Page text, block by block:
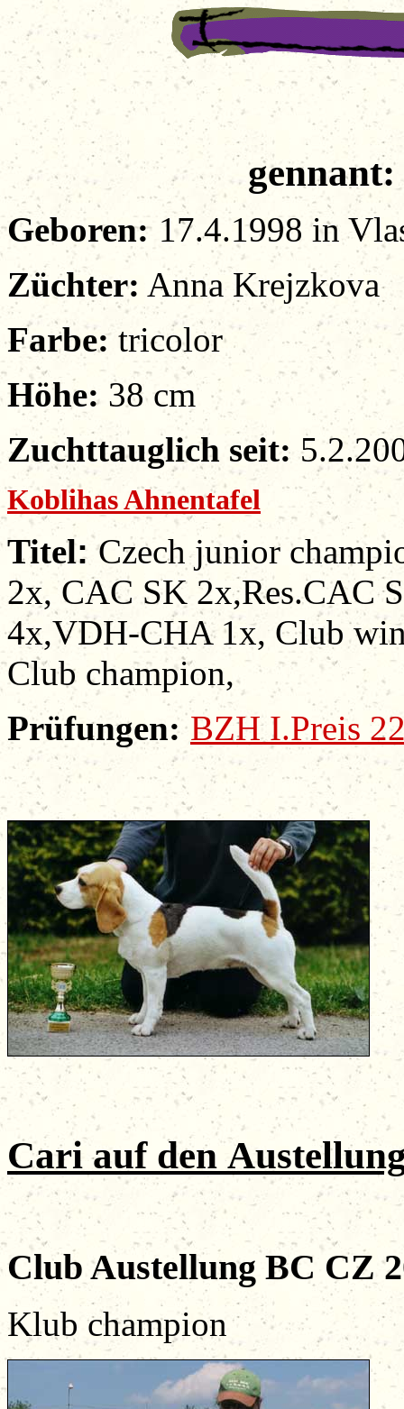
Geboren: 17.4.1998 in
Züchter: Anna Krejzkova
Farbe:tricolor
Höhe: 38 cm
Zuchttauglich seit:
Koblihas Ahnentafel
Titel:Czech junior
2x, CAC SK 2x,Res.CAC
4x,VDH-CHA 1x, Club
Club champion,
Prüfungen: BZH I.Preis
Cariauf den
Club Austellung BC
Klub champion